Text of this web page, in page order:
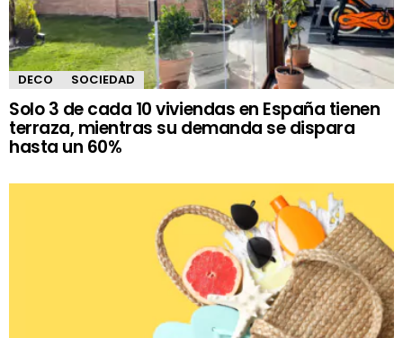
DECO SOCIEDAD
Solo 3 de cada 10 viviendas en España tienen
terraza, mientras su demanda se dispara
hasta un 60%